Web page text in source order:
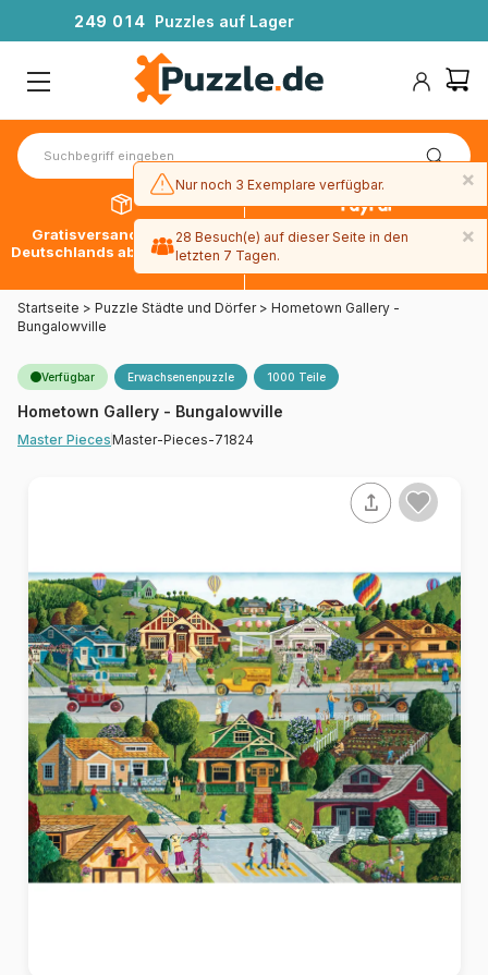
249 01 4 Puzzles auf Lager
Gratisversand innerhalb
Deutschlands ab 49 € mit DPD
30 Tage später bezahlen
Startseite > Puzzle Städte und Dörfer > Hometown Gallery -
Bungalowville
Verfügbar Erwachsenenpuzzle 1000 Teile
Hometown Gallery - Bungalowville
Master PiecesMaster-Pieces-71824
×
Nur noch 3 Exemplare verfügbar.
×
28 Besuch(e) auf dieser Seite in den
letzten 7 Tagen.